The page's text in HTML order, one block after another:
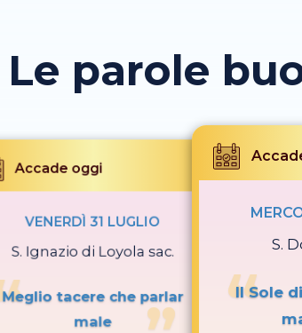
Le parole
Accade oggi
VENERDÌ 31 LUGLIO
S. Ignazio di Loyola sac.
Meglio tacere che parlar
male
S.
Il Sole